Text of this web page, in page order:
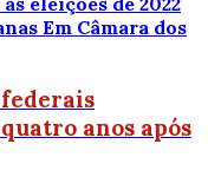
Em Câmara dos
anos após